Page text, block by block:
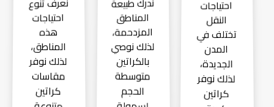
احتياجات
النقل
تختلف في
المدن
الجديدة،
لذلك نوفر
كراتين
المناطق
المزدحمة،
لذلك نوصي
بالكراتين
متوسطة
الحجم
احتياجات
هذه
المناطق،
لذلك نوفر
مقاسات
كراتين